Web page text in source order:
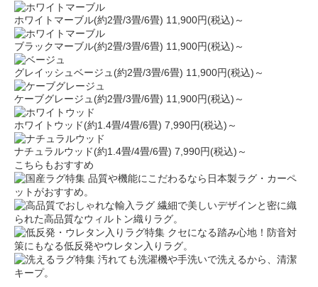
ホワイトマーブル(約2畳/3畳/6畳) 11,900円(税込)～
ブラックマーブル(約2畳/3畳/6畳) 11,900円(税込)～
グレイッシュベージュ(約2畳/3畳/6畳) 11,900円(税込)～
ケーブグレージュ(約2畳/3畳/6畳) 11,900円(税込)～
ホワイトウッド(約1.4畳/4畳/6畳) 7,990円(税込)～
ナチュラルウッド(約1.4畳/4畳/6畳) 7,990円(税込)～
こちらもおすすめ
品質や機能にこだわるなら日本製ラグ・カーペ
ットがおすすめ。
繊細で美しいデザインと密に織
られた高品質なウィルトン織りラグ。
クセになる踏み心地！防音対
策にもなる低反発やウレタン入りラグ。
汚れても洗濯機や手洗いで洗えるから、清潔
キープ。